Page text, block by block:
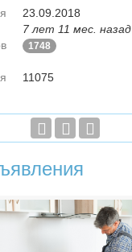
23.09.2018
7 лет 11 мес. назад
1748
11075